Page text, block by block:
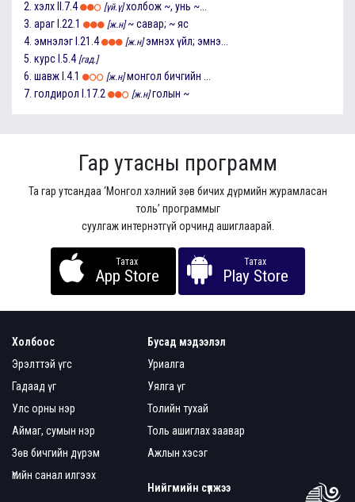
2. хэлх II.7.4 [үй.ү] холбож ~, унь ~...
3. араг I.22.1 [ж.н] ~ савар; ~ яс
4. эмнэлэг I.21.4 [ж.н] эмнэх үйл; эмнэ...
5. курс I.5.4 [гад.]
6. шавж I.4.1 [ж.н] монгол бичгийн ...
7. голдирол I.17.2 [ж.н] голын ~
Гар утасны программ
Та гар утсандаа ‘Монгол хэлний зөв бичих дүрмийн журамласан
толь’ программыг
суулгаж интернэтгүй орчинд ашиглаарай.
Татах
App Store
Татах
Play Store
Холбоос
Эрэлттэй үгс
Гадаад үг
Улс орны нэр
Аймаг, сумын нэр
Зөв бичгийн дүрэм
Үгийн санал илгээх
Бусад мэдээлэл
Уриалга
Уялга үг
Толийн тухай
Толь ашиглах заавар
Ажлын хэсэг
Нийгмийн сүлжээ